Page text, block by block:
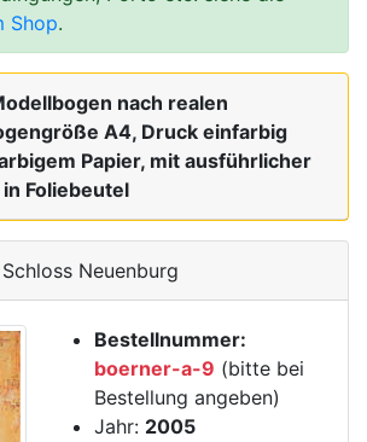
Shop.
nach realen
A4, Druck einfarbig
Papier, mit ausführlicher
Foliebeutel
Schloss Neuenburg
Bestellnummer:
boerner-a-9 (bitte bei
Bestellung angeben)
Jahr: 2005